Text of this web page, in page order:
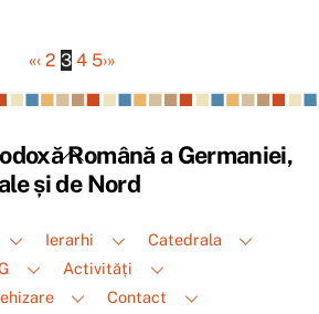
«‹ 2 3 4 5›»
Back
To
Română a Germaniei,
și de Nord
Ierarhi
Catedrala
Activități
Contact